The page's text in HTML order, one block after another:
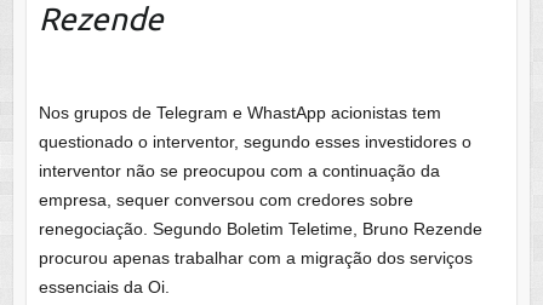
Rezende
Nos grupos de Telegram e WhastApp acionistas tem
questionado o interventor, segundo esses investidores o
interventor não se preocupou com a continuação da
empresa, sequer conversou com credores sobre
renegociação. Segundo Boletim Teletime, Bruno Rezende
procurou apenas trabalhar com a migração dos serviços
essenciais da Oi.